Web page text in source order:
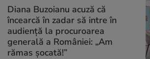
Diana Buzoianu acuză că
încearcă în zadar să intre în
audiență la procuroarea
generală a României: „Am
rămas șocată!”